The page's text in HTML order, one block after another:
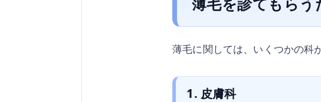
薄毛に関しては、いくつかの科
1. 皮膚科